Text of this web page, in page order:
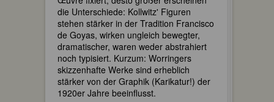
die Unterschiede: Kollwitz' Figuren
stehen stärker in der Tradition Francisco
de Goyas, wirken ungleich bewegter,
dramatischer, waren weder abstrahiert
noch typisiert. Kurzum: Worringers
skizzenhafte Werke sind erheblich
stärker von der Graphik (Karikatur!) der
1920er Jahre beeinflusst.